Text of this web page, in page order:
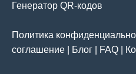
Генератор QR-кодов
Политика
соглашение
Блог FAQ